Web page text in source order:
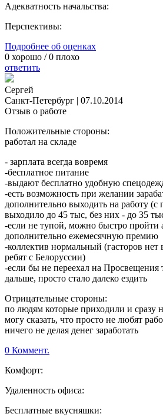
Адекватность начальства:
Перспективы:
Подробнее об оценках
0 хорошо /0 плохо
ответить
Сергей
Санкт-Петербург | 07.10.2014
Отзыв о работе
Положительные стороны:
работал на складе
- зарплата всегда вовремя
-бесплатное питание
-выдают бесплатно удобную
-есть возможность при желании
дополнительно выходить на работу (с
выходило до 45 тыс, без них - до 35
-если не тупой, можно быстро пройти
дополнительно ежемесячную премию
-коллектив нормальный (гасторов нет
ребят с Белоруссии)
-если бы не переехал на Просвещения
дальше, просто стало далеко ездить
Отрицательные стороны:
по людям которые приходили и сразу
могу сказать, что просто не любят
ничего не делая денег заработать
0 Коммент.
Комфорт:
Удаленность офиса:
Бесплатные вкусняшки: